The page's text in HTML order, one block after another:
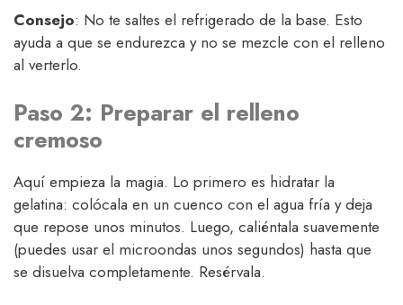
Consejo: No te saltes el refrigerado de la base. Esto
ayuda a que se endurezca y no se mezcle con el relleno
al verterlo.
Paso 2: Preparar el relleno
cremoso
Aquí empieza la magia. Lo primero es hidratar la
gelatina: colócala en un cuenco con el agua fría y deja
que repose unos minutos. Luego, caliéntala suavemente
(puedes usar el microondas unos segundos) hasta que
se disuelva completamente. Resérvala.